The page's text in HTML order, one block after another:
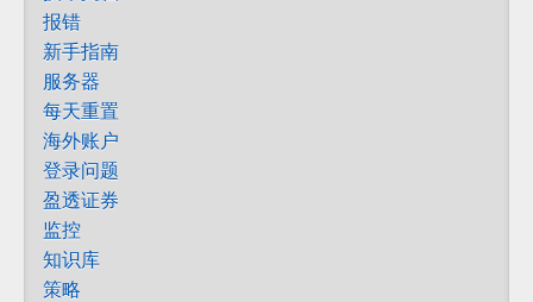
报错
新手指南
服务器
每天重置
海外账户
登录问题
盈透证券
监控
知识库
策略